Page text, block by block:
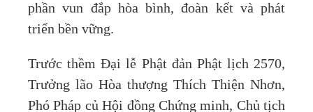
phần vun đắp hòa bình, đoàn kết và phát
triển bền vững.
Trước thềm Đại lễ Phật đản Phật lịch 2570,
Trưởng lão Hòa thượng Thích Thiện Nhơn,
Phó Pháp củ Hội đồng Chứng minh, Chủ tịch